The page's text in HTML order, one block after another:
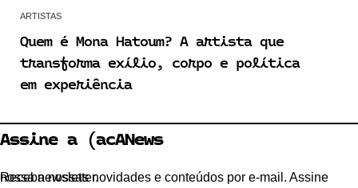
ARTISTAS
Quem é Mona Hatoum? A artista que
transforma exílio, corpo e política
em experiência
Assine a (acANews
Receba nossas novidades e conteúdos por e-mail. Assine nossa newsletter.